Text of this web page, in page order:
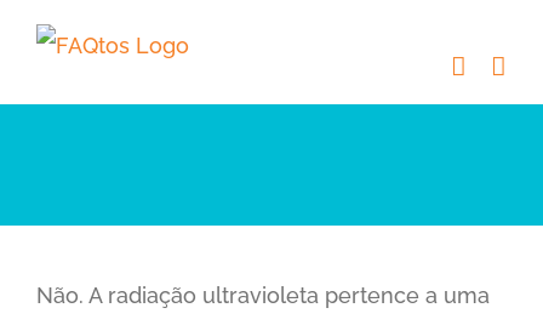
Skip
content
Não. A radiação ultravioleta pertence a uma